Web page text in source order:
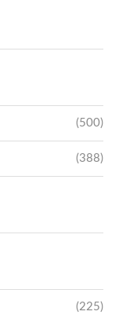
(500)
(388)
(225)